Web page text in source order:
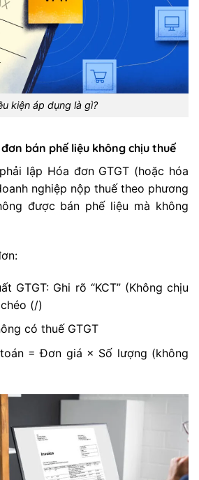
kiện áp dụng là gì?
bán phế liệu không chịu thuế
lập Hóa đơn GTGT (hoặc hóa
nghiệp nộp thuế theo phương
được bán phế liệu mà không
GTGT: Ghi rõ “KCT” (Không chịu
(/)
có thuế GTGT
= Đơn giá × Số lượng (không